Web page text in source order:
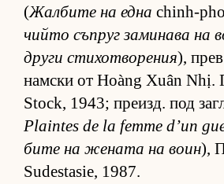
(Жал­бите на една chinh-
чийто съп­руг за­ми­нава на
други сти­хот­во­ре­ния),
нам­ски от Hoàng Xuân Nhị.
Stock, 1943; пре­изд. под
Plaintes de la femme d’un
бите на же­ната на воин),
Sudestasie, 1987.